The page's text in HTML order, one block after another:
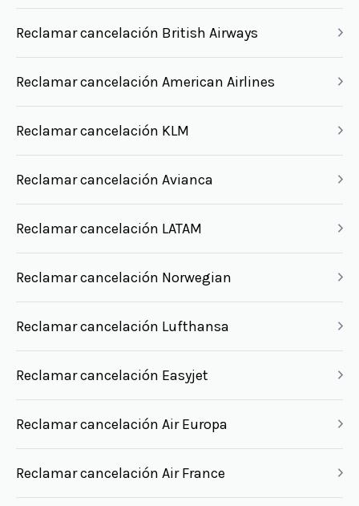
Reclamar cancelación British Airways
Reclamar cancelación American Airlines
Reclamar cancelación KLM
Reclamar cancelación Avianca
Reclamar cancelación LATAM
Reclamar cancelación Norwegian
Reclamar cancelación Lufthansa
Reclamar cancelación Easyjet
Reclamar cancelación Air Europa
Reclamar cancelación Air France